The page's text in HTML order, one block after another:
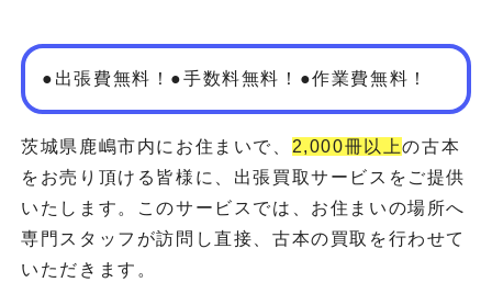
●出張費無料！●手数料無料！●作業費無料！
茨城県鹿嶋市内にお住まいで、 2,000冊以上の古本
をお売り頂ける皆様に、出張買取サービスをご提供
いたします。このサービスでは、お住まいの場所へ
専門スタッフが訪問し直接、古本の買取を行わせて
いただきます。